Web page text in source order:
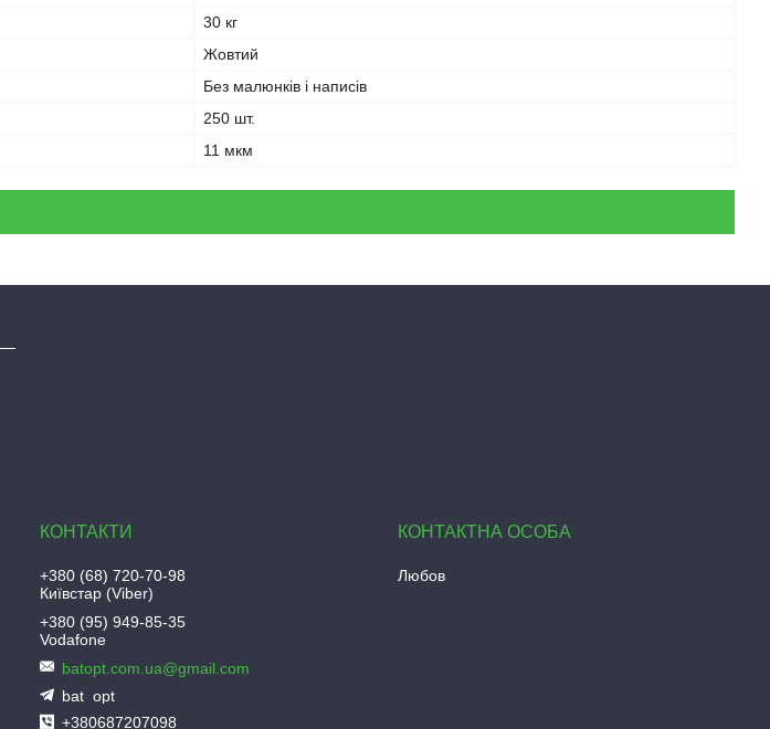
30 кг
Жовтий
Без малюнків і написів
250 шт.
11 мкм
+380 (68) 720-70-98
Київстар (Viber)
+380 (95) 949-85-35
Vodafone
batopt.com.ua@gmail.com
bat_opt
+380687207098
Любов